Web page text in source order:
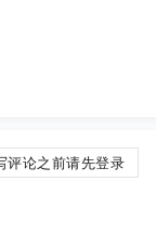
评论之前请先登录